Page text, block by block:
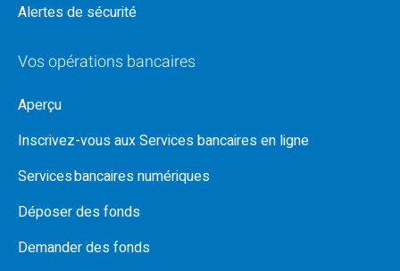
Alertes de sécurité
Vos opérations bancaires
Aperçu
Inscrivez-vous aux Services bancaires en ligne
Services bancaires numériques
Déposer des fonds
Demander des fonds